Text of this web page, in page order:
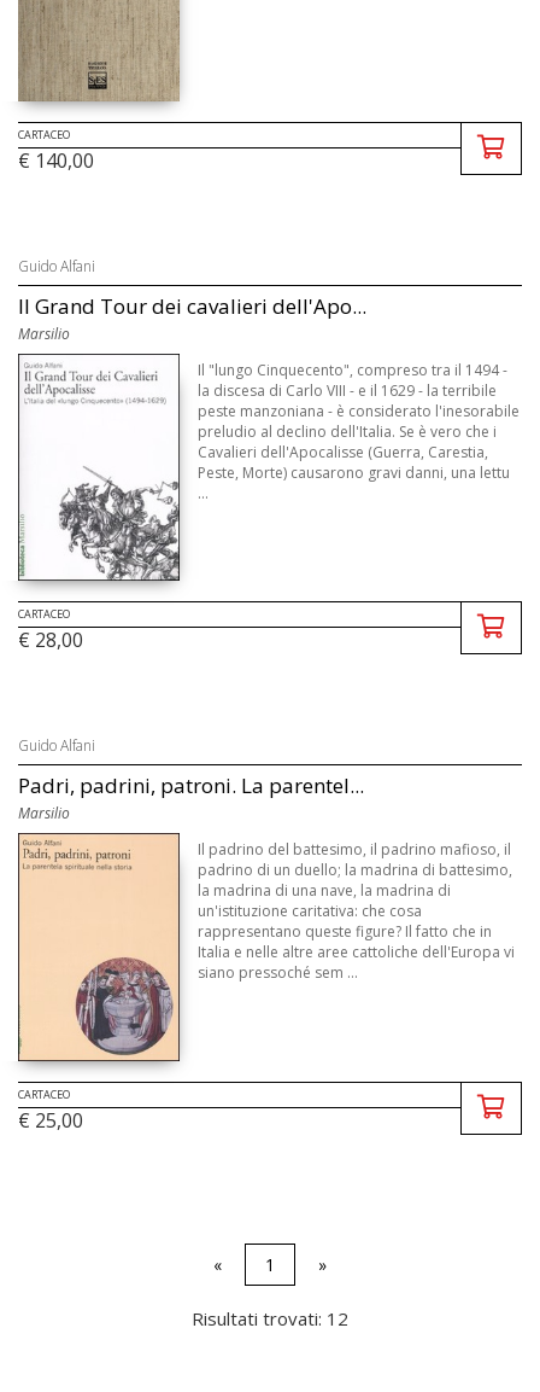
CARTACEO
€ 140,00
Guido Alfani
Il Grand Tour dei cavalieri dell'Apo...
Marsilio
Il "lungo Cinquecento", compreso tra il 1494 -
la discesa di Carlo VIII - e il 1629 - la terribile
peste manzoniana - è considerato l'inesorabile
preludio al declino dell'Italia. Se è vero che i
Cavalieri dell'Apocalisse (Guerra, Carestia,
Peste, Morte) causarono gravi danni, una lettu
...
CARTACEO
€ 28,00
Guido Alfani
Padri, padrini, patroni. La parentel...
Marsilio
Il padrino del battesimo, il padrino mafioso, il
padrino di un duello; la madrina di battesimo,
la madrina di una nave, la madrina di
un'istituzione caritativa: che cosa
rappresentano queste figure? Il fatto che in
Italia e nelle altre aree cattoliche dell'Europa vi
siano pressoché sem ...
CARTACEO
€ 25,00
« 1 »
Risultati trovati: 12